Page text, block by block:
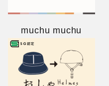
muchu muchu